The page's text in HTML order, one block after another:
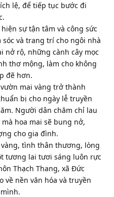
lệ, để tiếp tục bước đi
sự tận tâm và công sức
và trang trí cho ngôi nhà
nở rộ, những cành cây mọc
thơ mộng, làm cho không
đẽ hơn.
mai vàng trở thành
bị cho ngày lễ truyền
Người dân chăm chỉ lau
hoa mai sẽ bung nở,
cho gia đình.
tình thân thương, lòng
tương lai tươi sáng luôn rực
Thạch Thang, xã Đức
về nền văn hóa và truyền